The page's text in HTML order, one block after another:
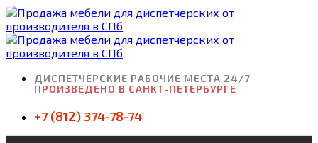
ДИСПЕТЧЕРСКИЕ РАБОЧИЕ МЕСТА 24/7
ПРОИЗВЕДЕНО В САНКТ-ПЕТЕРБУРГЕ
+7 (812) 374-78-74